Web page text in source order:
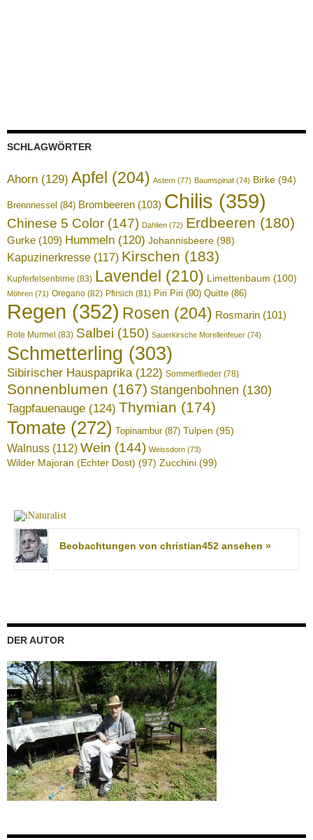
SCHLAGWÖRTER
Ahorn (129) Apfel (204) Astern (77) Baumspinat (74) Birke (94)
Brennnessel (84) Brombeeren (103) Chilis (359)
Chinese 5 Color (147) Dahlien (72) Erdbeeren (180)
Gurke (109) Hummeln (120) Johannisbeere (98)
Kapuzinerkresse (117) Kirschen (183)
Kupferfelsenbirne (83) Lavendel (210) Limettenbaum (100)
Möhren (71) Oregano (82) Pfirsich (81) Piri Piri (90) Quitte (86)
Regen (352) Rosen (204) Rosmarin (101)
Rote Murmel (83) Salbei (150) Sauerkirsche Morellenfeuer (74)
Schmetterling (303)
Sibirischer Hauspaprika(122) Sommerflieder (78)
Sonnenblumen (167) Stangenbohnen (130)
Tagpfauenauge (124) Thymian (174)
Tomate (272) Topinambur(87) Tulpen (95)
Walnuss (112) Wein (144) Weissdorn (73)
Wilder Majoran (Echter Dost) (97) Zucchini (99)
Beobachtungen von christian452 ansehen »
DER AUTOR